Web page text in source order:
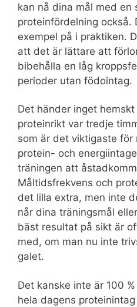
kan nå dina mål med en
proteinfördelning också.
exempel på i praktiken.
att det är lättare att
bibehålla en låg
perioder utan födointag.
Det händer inget
proteinrikt var tredje
som är det viktigaste
protein- och
träningen att
Måltidsfrekvens och
det lilla extra, men inte
når dina träningsmål
bäst resultat på sikt är
med, om man nu inte
galet.
Det kanske inte är 100
hela dagens